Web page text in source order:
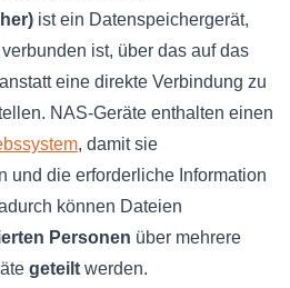
ist ein Datenspeichergerät,
verbunden ist, über das auf das
eine direkte Verbindung zu
NAS-Geräte enthalten einen
, damit sie
und die erforderliche Information
können Dateien
Personen über mehrere
geteilt werden.